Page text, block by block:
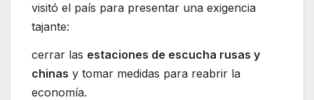
visitó el país para presentar una exigencia
tajante:
cerrar las estaciones de escucha rusas y
chinas y tomar medidas para reabrir la
economía.